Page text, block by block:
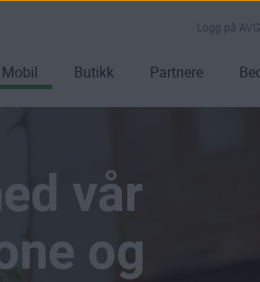
Logg på
Mobil Butikk Partnere
vår
og